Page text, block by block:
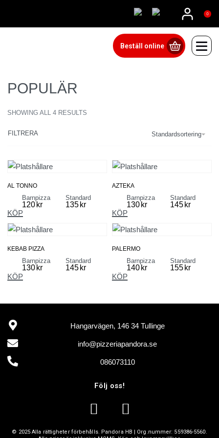
0
Beställ online
POPULÄR
SHOWING ALL 4 RESULTS
Standardsortering
FILTRERA
AL TONNO
Barnpizza
120 kr
Standard
135 kr
KÖP
AZTEKA
Barnpizza
130 kr
Standard
145 kr
KÖP
KEBAB PIZZA
Barnpizza
130 kr
Standard
145 kr
KÖP
PALERMO
Barnpizza
140 kr
Standard
155 kr
KÖP
Hangarvägen, 146 34 Tullinge
info@pizzeriapandora.se
086073110
Följ oss!
© 2025 Alla rättigheter förbehålls. Pandora HB | Org.nummer: 559386-5560.